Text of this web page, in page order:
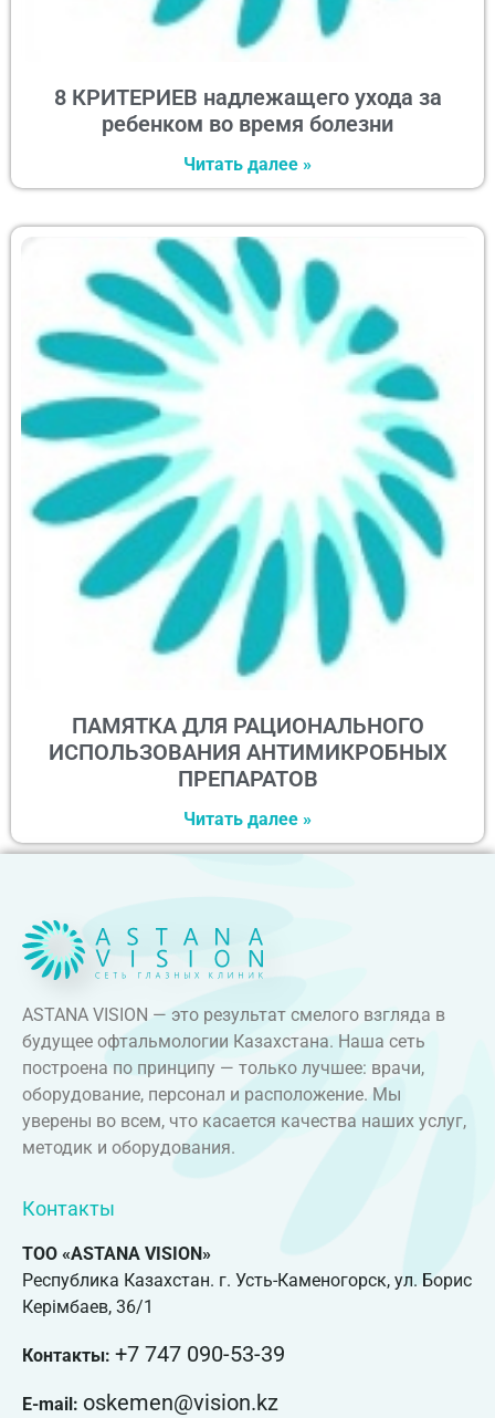
8 КРИТЕРИЕВ надлежащего ухода за
ребенком во время болезни
Читать далее »
ПАМЯТКА ДЛЯ РАЦИОНАЛЬНОГО
ИСПОЛЬЗОВАНИЯ АНТИМИКРОБНЫХ
ПРЕПАРАТОВ
Читать далее »
ASTANA VISION — это результат смелого взгляда в
будущее офтальмологии Казахстана. Наша сеть
построена по принципу — только лучшее: врачи,
оборудование, персонал и расположение. Мы
уверены во всем, что касается качества наших услуг,
методик и оборудования.
Контакты
ТОО «ASTANA VISION»
Республика Казахстан. г. Усть-Каменогорск, ул. Борис
Керімбаев, 36/1
Контакты: +7 747 090-53-39
E-mail: oskemen@vision.kz